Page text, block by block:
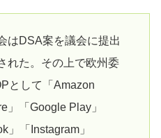
はDSA案を議会に提出
れた。その上で欧州委
として「Amazon
」「Google Play」
」「Instagram」